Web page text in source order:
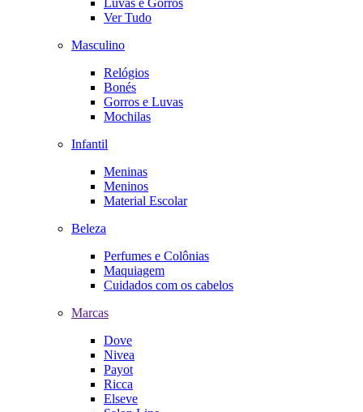
Ver Tudo
Masculino
Relógios
Bonés
Gorros e Luvas
Mochilas
Infantil
Meninas
Meninos
Material Escolar
Beleza
Perfumes e Colônias
Maquiagem
Cuidados com os cabelos
Marcas
Dove
Nivea
Payot
Ricca
Elseve